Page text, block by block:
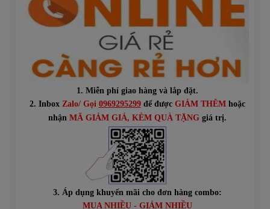
1. Miễn phí giao hàng và lắp đặt.
2. Inbox Zalo/ Gọi 0969295299để được GIẢM THÊMhoặc
nhận MÃ GIẢM GIÁ, KÈM QUÀ TẶNGgiá trị.
3. Áp dụng khuyến mãi cho đơn hàng combo:
MUA NHIỀU - GIẢM NHIỀU